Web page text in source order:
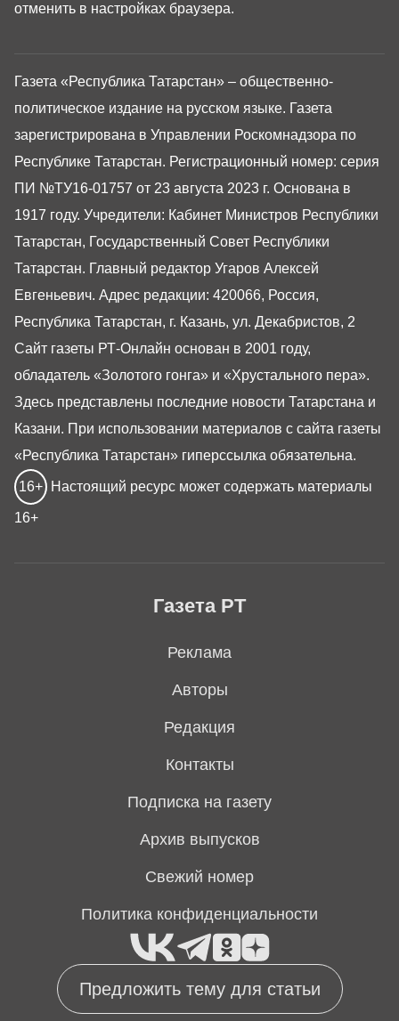
Предложить тему для статьи
Газета РТ
Реклама
Авторы
Редакция
Контакты
Подписка на газету
Архив выпусков
Свежий номер
Политика конфиденциальности
Газета «Республика Татарстан» – общественно-
политическое издание на русском языке. Газета
зарегистрирована в Управлении Роскомнадзора по
Республике Татарстан. Регистрационный номер: серия
ПИ №ТУ16-01757 от 23 августа 2023 г. Основана в
1917 году. Учредители: Кабинет Министров Республики
Татарстан, Государственный Совет Республики
Татарстан. Главный редактор Угаров Алексей
Евгеньевич. Адрес редакции: 420066, Россия,
Республика Татарстан, г. Казань, ул. Декабристов, 2
Сайт газеты РТ-Онлайн основан в 2001 году,
обладатель «Золотого гонга» и «Хрустального пера».
Здесь представлены последние новости Татарстана и
Казани. При использовании материалов с сайта газеты
«Республика Татарстан» гиперссылка обязательна.
16+ Настоящий ресурс может содержать материалы
16+
отменить в настройках браузера.